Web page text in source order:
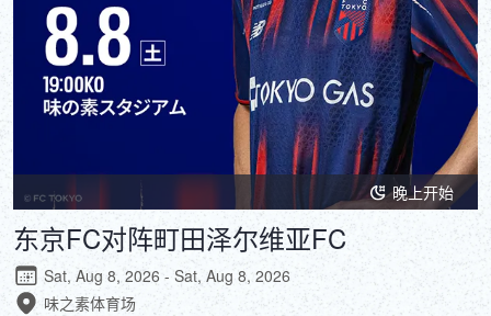
晚上开始
东京FC对阵町田泽尔维亚FC
Sat, Aug 8, 2026 - Sat, Aug 8, 2026
味之素体育场